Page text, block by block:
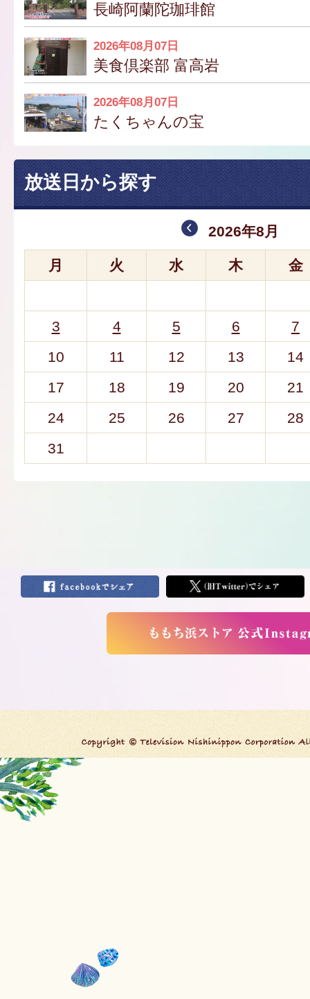
長崎阿蘭陀珈琲館
2026年08月07日
美食倶楽部 富高岩
2026年08月07日
たくちゃんの宝
放送日から探す
2026年8月
月 火 水 木 金
3 4 5 6
7
10
11 12 13
14
17
18 19 20
21
24
25 26 27
28
31